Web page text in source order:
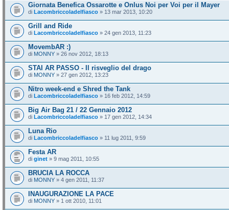
Giornata Benefica Ossarotte e Onlus Noi per Voi per il Mayer
di Lacombriccoladelfiasco » 13 mar 2013, 10:20
Grill and Ride
di Lacombriccoladelfiasco » 24 gen 2013, 11:23
MovembAR :)
di MONNY » 26 nov 2012, 18:13
STAI AR PASSO - Il risveglio del drago
di MONNY » 27 gen 2012, 13:23
Nitro week-end e Shred the Tank
di Lacombriccoladelfiasco » 16 feb 2012, 14:59
Big Air Bag 21 / 22 Gennaio 2012
di Lacombriccoladelfiasco » 17 gen 2012, 14:34
Luna Rio
di Lacombriccoladelfiasco » 11 lug 2011, 9:59
Festa AR
di ginet » 9 mag 2011, 10:55
BRUCIA LA ROCCA
di MONNY » 4 gen 2011, 11:37
INAUGURAZIONE LA PACE
di MONNY » 1 ott 2010, 11:01